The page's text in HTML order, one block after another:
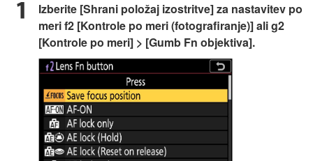
Izberite [Shrani položaj izostritve] za nastavitev po
meri f2 [Kontrole po meri (fotografiranje)] ali g2
[Kontrole po meri] > [Gumb Fn objektiva].